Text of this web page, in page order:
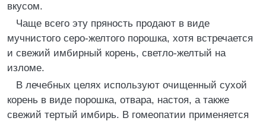
вкусом.
Чаще всего эту пряность продают в виде
мучнистого серо-желтого порошка, хотя встречается
и свежий имбирный корень, светло-желтый на
изломе.
В лечебных целях используют очищенный сухой
корень в виде порошка, отвара, настоя, а также
свежий тертый имбирь. В гомеопатии применяется